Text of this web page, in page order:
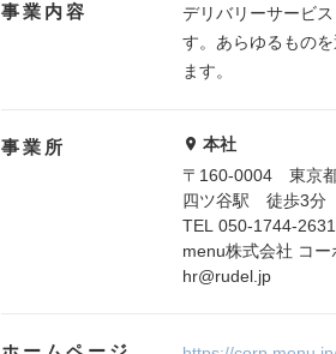
事業内容
デリバリーサービ
す。あらゆるもの
ます。
事業所
本社
〒160-0004 東京
四ツ谷駅 徒歩3分
TEL 050-1744-2631
menu株式会社 コ
hr@rudel.jp